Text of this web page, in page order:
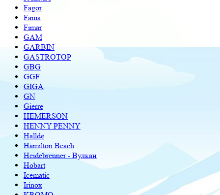
Fagor
Fama
Fimar
GAM
GARBIN
GASTROTOP
GBG
GGF
GIGA
GN
Gierre
HEMERSON
HENNY PENNY
Hallde
Hamilton Beach
Heidebrenner - Вулкан
Hobart
Icematic
Irinox